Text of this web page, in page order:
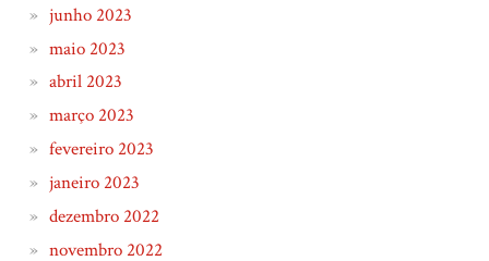
junho 2023
maio 2023
abril 2023
março 2023
fevereiro 2023
janeiro 2023
dezembro 2022
novembro 2022